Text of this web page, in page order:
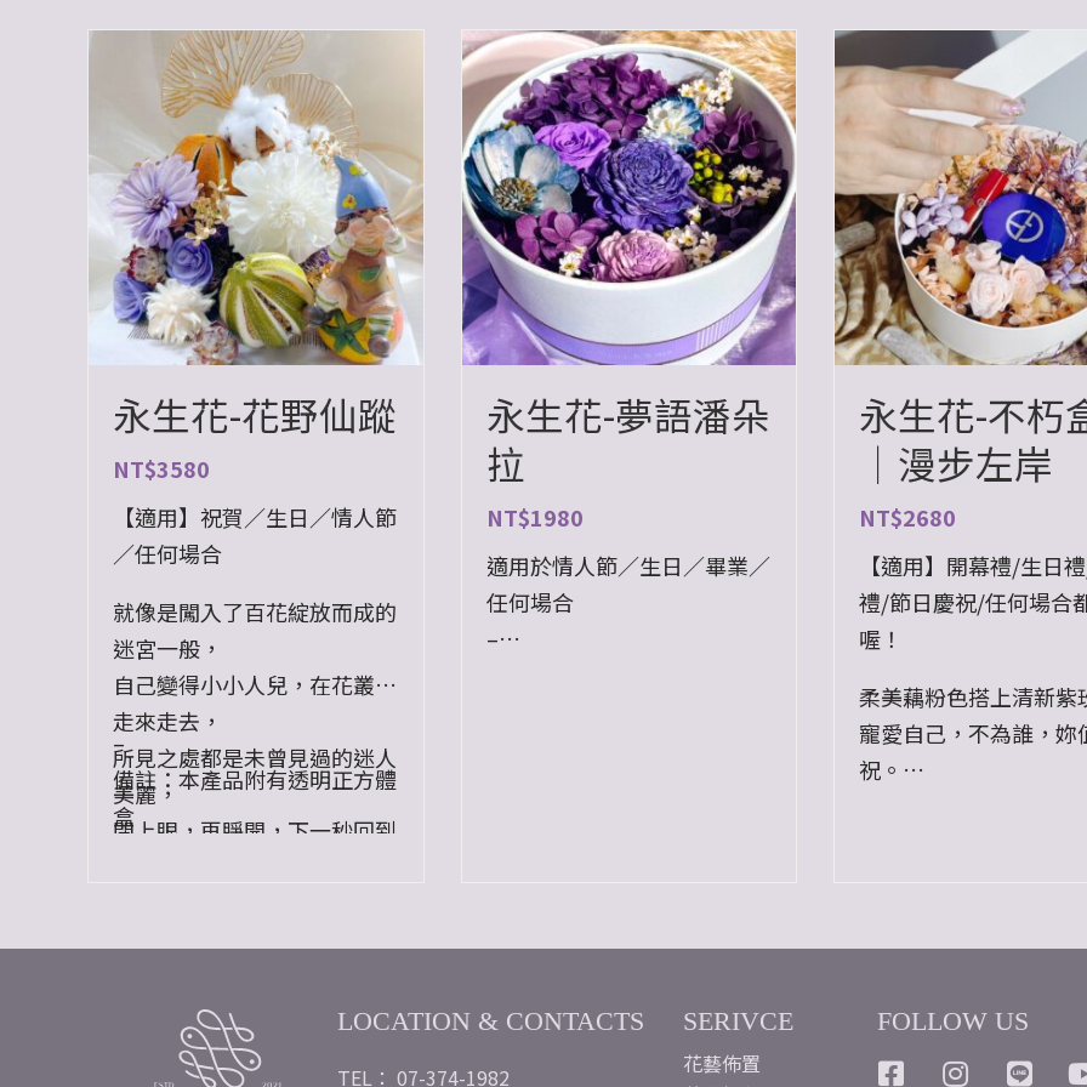
永生花-花野仙蹤
NT$3580
【適用】祝賀／生日／情人節
／任何場合
就像是闖入了百花綻放而成的
迷宮一般，
自己變得小小人兒，在花叢中
走來走去，
所見之處都是未曾見過的迷人
美麗，
閉上眼，再睜開，下一秒回到
–
備註：本產品附有透明正方體
盒
永生花-夢語潘朵
拉
NT$1980
適用於情人節／生日／畢業／
任何場合
–
語潘朵拉綻放屬於你的味道
永生花-不朽
｜漫步左岸
NT$2680
【適用】開幕禮/生日
禮/節日慶祝/任何場合
喔！
柔美藕粉色搭上清新紫
寵愛自己，不為誰，妳
祝。
LOCATION & CONTACTS
TEL： 07-374-1982
SERIVCE
花藝佈置
FOLLOW US